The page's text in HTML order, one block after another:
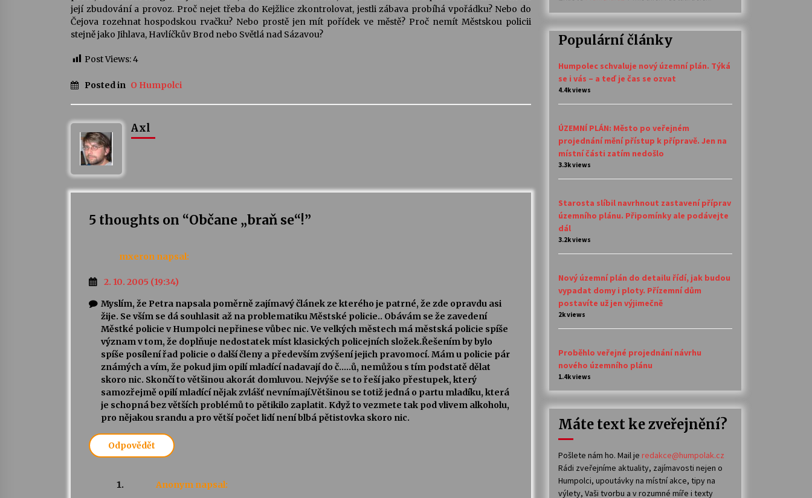
její zbudování a provoz. Proč nejet třeba do Kejžlice zkontrolovat, jestli zábava probíhá vpořádku? Nebo do
Čejova rozehnat hospodskou rvačku? Nebo prostě jen mít pořídek ve městě? Proč nemít Městskou policii
stejně jako Jihlava, Havlíčkův Brod nebo Světlá nad Sázavou?
Post Views:4
Posted in O Humpolci
Axl
5 thoughts on “Občane „braň se“!”
mxeron napsal:
2. 10. 2005 (19:34)
Myslím, že Petra napsala poměrně zajímavý článek ze kterého je patrné, že zde opravdu asi
žije. Se vším se dá souhlasit až na problematiku Městské policie.. Obávám se že zavedení
Městké policie v Humpolci nepřinese vůbec nic. Ve velkých městech má městská policie spíše
význam v tom, že doplňuje nedostatek míst klasických policejních složek.Řešením by bylo
spíše posílení řad policie o další členy a především zvýšení jejich pravomocí. Mám u policie pár
známých a vím, že pokud jim opilí mladící nadavají do č…..ů, nemůžou s tím podstatě dělat
skoro nic. Skončí to většinou akorát domluvou. Nejvýše se to řeší jako přestupek, který
samozřejmě opilí mladící nějak zvlášť nevnímají.Většinou se totiž jedná o partu mladíku, která
je schopná bez větších problémů to pětikilo zaplatit. Když to vezmete tak pod vlivem alkoholu,
pro nějakou srandu a pro větší počet lidí není blbá pětistovka skoro nic.
Odpovědět
Anonym napsal:
Populární články
Humpolec schvaluje nový územní plán. Týká
se i vás – a teď je čas se ozvat
4.4k views
ÚZEMNÍ PLÁN: Město po veřejném
projednání mění přístup k přípravě. Jen na
místní části zatím nedošlo
3.3k views
Starosta slíbil navrhnout zastavení příprav
územního plánu. Připomínky ale podávejte
dál
3.2k views
Nový územní plán do detailu řídí, jak budou
vypadat domy i ploty. Přízemní dům
postavíte už jen výjimečně
2k views
Proběhlo veřejné projednání návrhu
nového územního plánu
1.4k views
Máte text ke zveřejnění?
Pošlete nám ho. Mail je redakce@humpolak.cz
Rádi zveřejníme aktuality, zajímavosti nejen o
Humpolci, upoutávky na místní akce, tipy na
výlety, Vaši tvorbu a v rozumné míře i texty